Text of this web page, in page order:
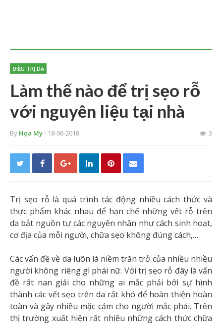
ĐIỀU TRỊ DA
Làm thế nào để trị sẹo rỗ
với nguyên liệu tại nhà
By Họa My- 18-06-2018 3
Trị sẹo rỗ là quá trình tác động nhiều cách thức và
thực phẩm khác nhau để hạn chế những vết rỗ trên
da bắt nguồn tư các nguyên nhân như cách sinh hoạt,
cơ địa của mỗi người, chữa sẹo không đúng cách,…
Các vấn đề về da luôn là niềm trăn trở của nhiều nhiều
người không riêng gì phái nữ. Với trị sẹo rỗ đây là vấn
đề rất nan giải cho những ai mắc phải bởi sự hình
thành các vết sẹo trên da rất khó để hoàn thiện hoàn
toàn và gây nhiều mặc cảm cho người mắc phải. Trên
thị trường xuất hiện rất nhiều những cách thức chữa